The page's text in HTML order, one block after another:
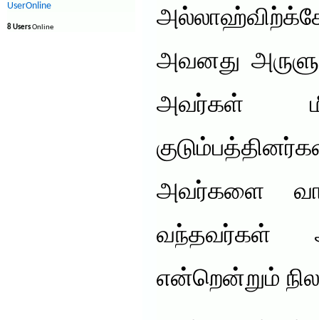
UserOnline
8 UsersOnline
அவனது
அவர்கள்
அவர்களை
வந்தவர்கள்
என்றென்றும்